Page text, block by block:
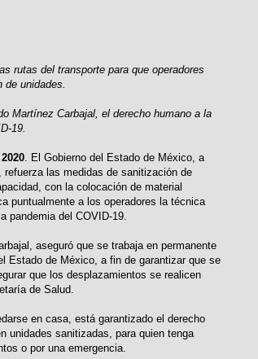
rutas del transporte para que operadores
unidades.
Martínez Carbajal, el derecho humano a la
19.
. El Gobierno del Estado de México, a
las medidas de sanitización de
con la colocación de material
puntualmente a los operadores la técnica
pandemia del COVID-19.
aseguró que se trabaja en permanente
Estado de México, a fin de garantizar que se
que los desplazamientos se realicen
de Salud.
en casa, está garantizado el derecho
unidades sanitizadas, para quien tenga
o por una emergencia.